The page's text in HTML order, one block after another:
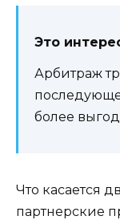
Это
Арбитраж
более
Что касается
партнерские